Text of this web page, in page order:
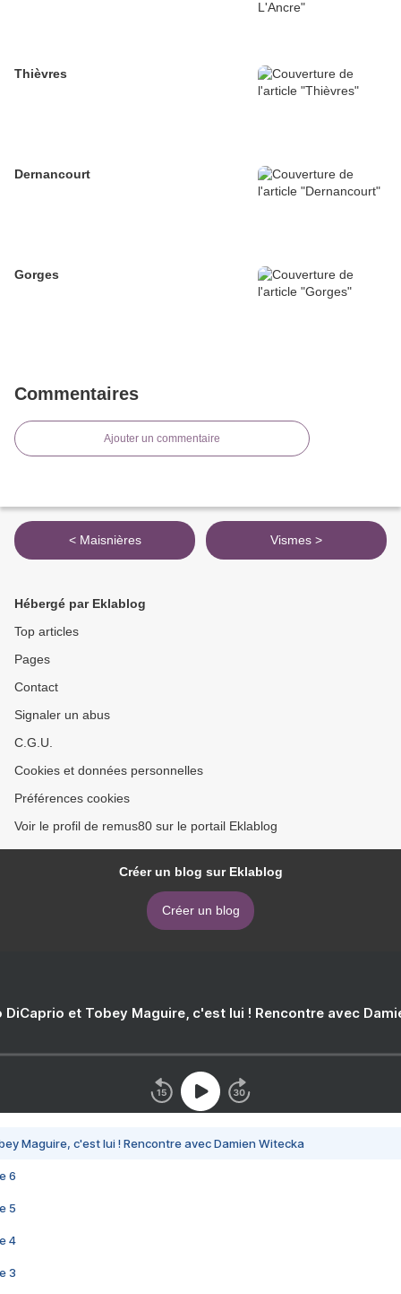
Thièvres
Dernancourt
Gorges
Commentaires
Ajouter un commentaire
< Maisnières Vismes >
Hébergé par Eklablog
Top articles
Pages
Contact
Signaler un abus
C.G.U.
Cookies et données personnelles
Préférences cookies
Voir le profil de remus80 sur le portail Eklablog
Créer un blog sur Eklablog
Créer un blog
DiCaprio et Tobey Maguire, c'est lui ! Rencontre avec
Maguire, c'est lui ! Rencontre avec Damien Witecka
6
5
4
3